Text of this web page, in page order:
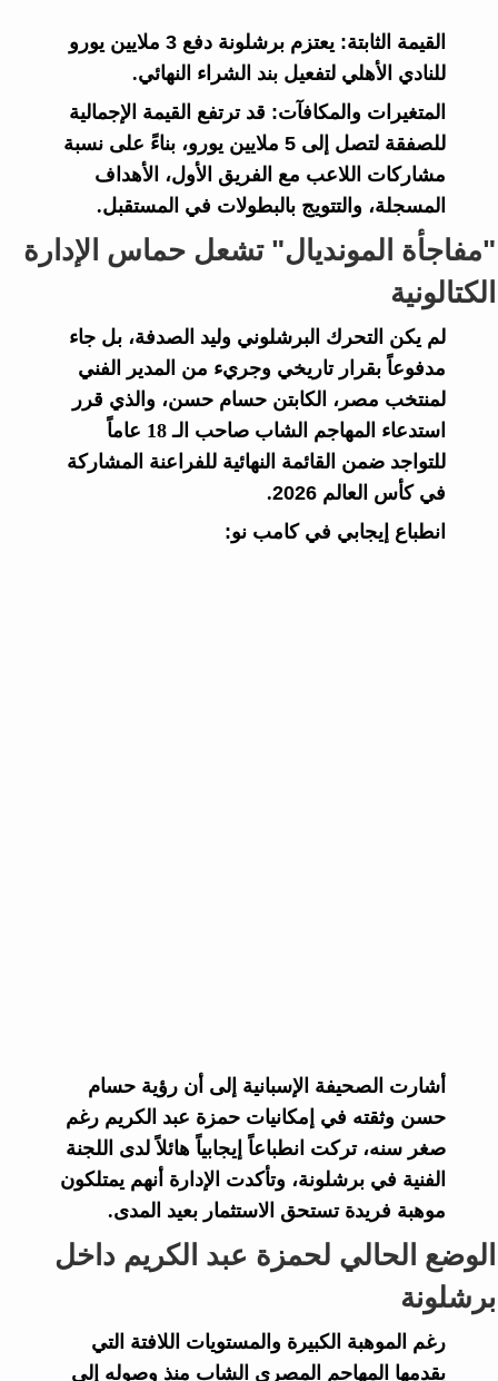
القيمة الثابتة: يعتزم برشلونة دفع3 ملايين يورو
للنادي الأهلي لتفعيل بند الشراء النهائي.
المتغيرات والمكافآت: قد ترتفع القيمة الإجمالية
للصفقة لتصل إلى5 ملايين يورو
، بناءً على نسبة
مشاركات اللاعب مع الفريق الأول، الأهداف
المسجلة، والتتويج بالبطولات في المستقبل.
"مفاجأة المونديال" تشعل حماس الإدارة
الكتالونية
لم يكن التحرك البرشلوني وليد الصدفة، بل جاء
مدفوعاً بقرار تاريخي وجريء من المدير الفني
لمنتخب مصر، الكابتنحسام حسن، والذي قرر
استدعاء المهاجم الشاب صاحب الـ 18 عاماً
للتواجد ضمن القائمة النهائية للفراعنة المشاركة
فيكأس العالم 2026
.
انطباع إيجابي في كامب نو:
أشارت الصحيفة الإسبانية إلى أن رؤية حسام
حسن وثقته في إمكانيات حمزة عبد الكريم رغم
صغر سنه، تركت انطباعاً إيجابياً هائلاً لدى اللجنة
الفنية في برشلونة، وتأكدت الإدارة أنهم يمتلكون
موهبة فريدة تستحق الاستثمار بعيد المدى.
الوضع الحالي لحمزة عبد الكريم داخل
برشلونة
رغم الموهبة الكبيرة والمستويات اللافتة التي
يقدمها المهاجم المصري الشاب منذ وصوله إلى